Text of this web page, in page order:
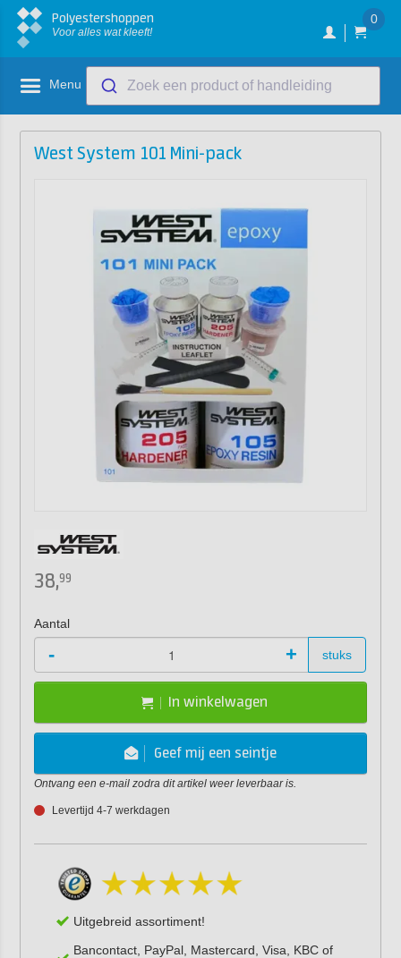
Polyestershoppen
Voor alles wat kleeft!
0
Menu Zoek een product of handleiding
West System 101 Mini-pack
38,99
Aantal
- + stuks
In winkelwagen
Geef mij een seintje
Ontvang een e-mail zodra dit artikel weer leverbaar is.
Levertijd 4-7 werkdagen
Uitgebreid assortiment!
Bancontact, PayPal, Mastercard, Visa, KBC of